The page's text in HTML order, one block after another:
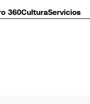
360CulturaServicios